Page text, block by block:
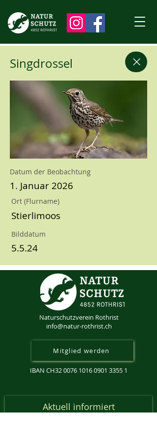
Singdrossel
Datum der Beobachtung
1. Januar 2026
Ort (Flurname)
Stierlimoos
Bilddatum
5.5.24
Naturschutzverein Rothrist
info@natur-rothrist.ch
Mitglied werden
IBAN CH320076 1016 0901 3355 1
Aktuell informiert